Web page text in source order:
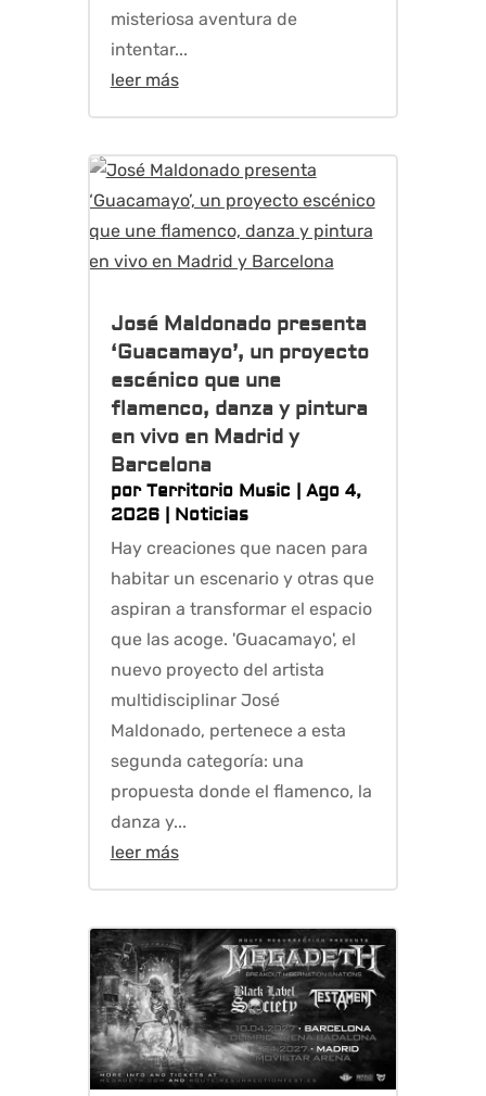
misteriosa aventura de
intentar...
leer más
José Maldonado presenta
‘Guacamayo’, un proyecto
escénico que une
flamenco, danza y pintura
en vivo en Madrid y
Barcelona
por Territorio Music | Ago 4,
2026| Noticias
Hay creaciones que nacen para
habitar un escenario y otras que
aspiran a transformar el espacio
que las acoge. 'Guacamayo', el
nuevo proyecto del artista
multidisciplinar José
Maldonado, pertenece a esta
segunda categoría: una
propuesta donde el flamenco, la
danza y...
leer más